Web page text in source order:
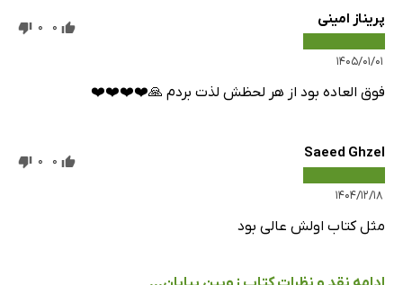
پریناز امینی
۱۴۰۵/۰۱/۰۱
0
0
فوق العاده بود از هر لحظش لذت بردم 🙏❤️❤️❤️❤️
Saeed Ghzel
۱۴۰۴/۱۲/۱۸
0
0
مثل کتاب اولش عالی بود